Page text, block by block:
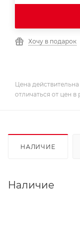
Хочу в подарок
Цена
отличаться от цен в
НАЛИЧИЕ
Наличие